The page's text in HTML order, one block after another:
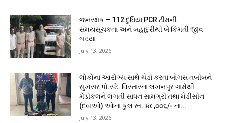
જનરક્ષક – 112 દુધિયા PCR ટીમની
સમયસૂચકતા અને બહાદુરીથી બે કિંમતી જીવ
બચ્યા
July 13, 2026
લોકોના આરોગ્ય સાથે ચેડાં કરતા બોગસ તબીબને
સુખસર પો.સ્ટે. વિસ્તારના લખનપુર ગામેથી
મેડીકલને લગતી સાધન સામગ્રી તથા મેડીસીન
(દવાઓ) ઓના કુલ રૂા. ૪૯,૦૦૬/- ના...
July 13, 2026